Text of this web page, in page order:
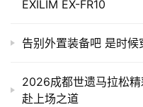
EXILIM EX-FR10
告别外置装备吧 是时候
2026成都世遗马拉松
赴上场之道